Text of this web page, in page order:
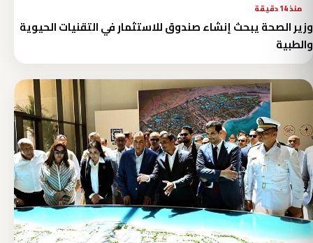
منذ 14 دقيقة
وزير الصحة يبحث إنشاء صندوق للاستثمار في التقنيات الحيوية
والطبية